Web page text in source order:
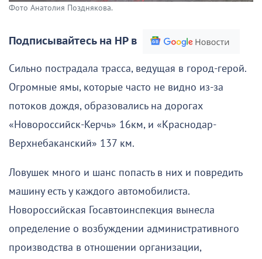
Фото Анатолия Позднякова.
Подписывайтесь на НР в
Сильно пострадала трасса, ведущая в город-герой.
Огромные ямы, которые часто не видно из-за
потоков дождя, образовались на дорогах
«Новороссийск-Керчь» 16км, и «Краснодар-
Верхнебаканский» 137 км.
Ловушек много и шанс попасть в них и повредить
машину есть у каждого автомобилиста.
Новороссийская Госавтоинспекция вынесла
определение о возбуждении административного
производства в отношении организации,